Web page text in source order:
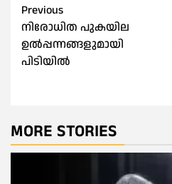
Post
navigation
Previous
നിരോധിത പുകയില
ഉൽപ്പന്നങ്ങളുമായി
പിടിയിൽ
MORE STORIES